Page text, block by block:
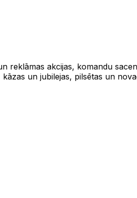
akcijas, komandu
un jubilejas, pilsētas un